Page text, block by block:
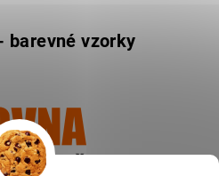
barevné vzorky